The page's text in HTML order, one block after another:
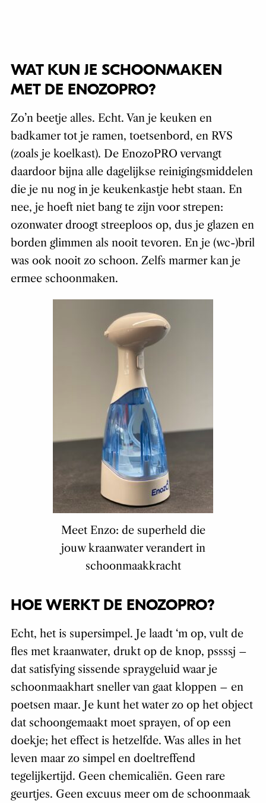
WAT KUN JE SCHOONMAKEN
MET DE ENOZOPRO?
Zo’n beetje alles. Echt. Van je keuken en
badkamer tot je ramen, toetsenbord, en RVS
(zoals je koelkast). De EnozoPRO vervangt
daardoor bijna alle dagelijkse reinigingsmiddelen
die je nu nog in je keukenkastje hebt staan. En
nee, je hoeft niet bang te zijn voor strepen:
ozonwater droogt streeploos op, dus je glazen en
borden glimmen als nooit tevoren. En je (wc-)bril
was ook nooit zo schoon. Zelfs marmer kan je
ermee schoonmaken.
Meet Enzo: de superheld die
jouw kraanwater verandert in
schoonmaakkracht
HOE WERKT DE ENOZOPRO?
Echt, het is supersimpel. Je laadt ‘m op, vult de
fles met kraanwater, drukt op de knop, pssssj –
dat satisfying sissende spraygeluid waar je
schoonmaakhart sneller van gaat kloppen – en
poetsen maar. Je kunt het water zo op het object
dat schoongemaakt moet sprayen, of op een
doekje; het effect is hetzelfde. Was alles in het
leven maar zo simpel en doeltreffend
tegelijkertijd. Geen chemicaliën. Geen rare
geurtjes. Geen excuus meer om de schoonmaak